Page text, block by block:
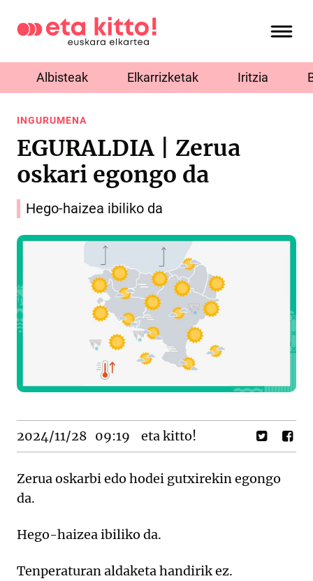
Albisteak Elkarrizketak Iritzia
INGURUMENA
EGURALDIA | Zerua
oskari egongo da
Hego-haizea ibiliko da
2024/11/28 09:19 eta kitto!
Zerua oskarbi edo hodei gutxirekin egongo
da.
Hego-haizea ibiliko da.
Tenperaturan aldaketa handirik ez.